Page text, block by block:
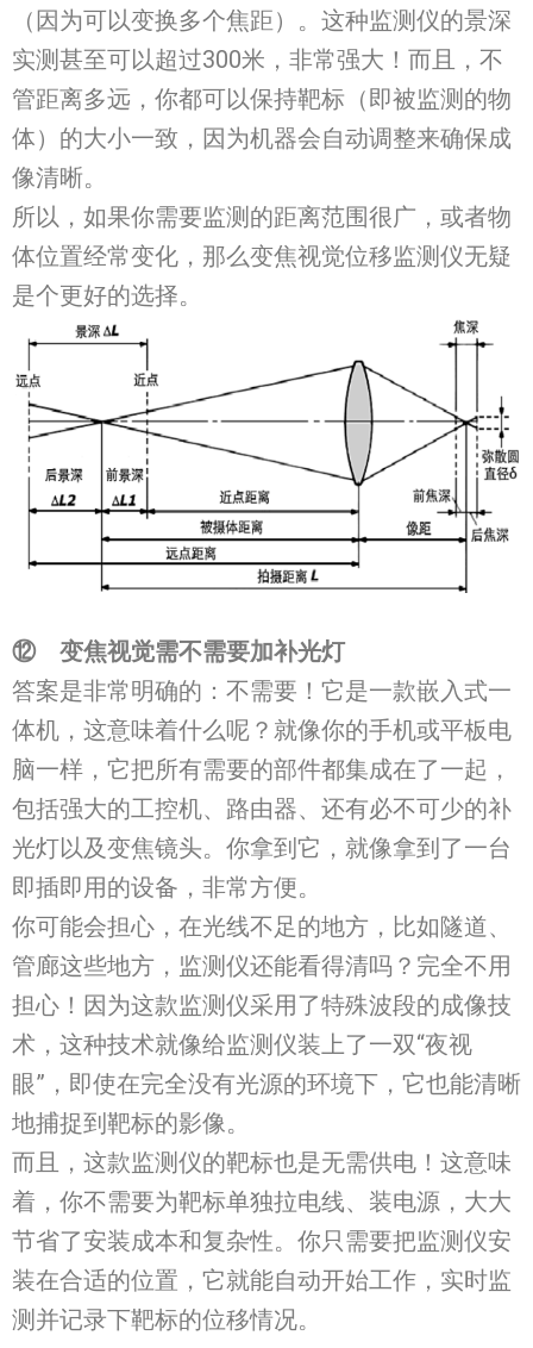
（因为可以变换多个焦距）。这种监测仪的景深
实测甚至可以超过300米，非常强大！而且，不
管距离多远，你都可以保持靶标（即被监测的物
体）的大小一致，因为机器会自动调整来确保成
像清晰。
所以，如果你需要监测的距离范围很广，或者物
体位置经常变化，那么变焦视觉位移监测仪无疑
是个更好的选择。
⑫ 变焦视觉需不需要加补光灯
答案是非常明确的：不需要！它是一款嵌入式一
体机，这意味着什么呢？就像你的手机或平板电
脑一样，它把所有需要的部件都集成在了一起，
包括强大的工控机、路由器、还有必不可少的补
光灯以及变焦镜头。你拿到它，就像拿到了一台
即插即用的设备，非常方便。
你可能会担心，在光线不足的地方，比如隧道、
管廊这些地方，监测仪还能看得清吗？完全不用
担心！因为这款监测仪采用了特殊波段的成像技
术，这种技术就像给监测仪装上了一双“夜视
眼”，即使在完全没有光源的环境下，它也能清晰
地捕捉到靶标的影像。
而且，这款监测仪的靶标也是无需供电！这意味
着，你不需要为靶标单独拉电线、装电源，大大
节省了安装成本和复杂性。你只需要把监测仪安
装在合适的位置，它就能自动开始工作，实时监
测并记录下靶标的位移情况。